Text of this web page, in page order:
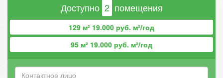
Доступно 2 помещения
129 м² 19.000 руб. м²/год
95 м² 19.000 руб. м²/год